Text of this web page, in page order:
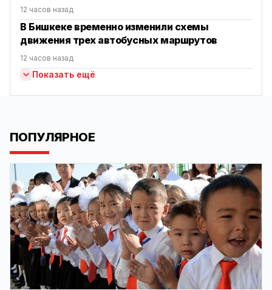
12 часов назад
В Бишкеке временно изменили схемы
движения трех автобусных маршрутов
12 часов назад
Показать ещё
ПОПУЛЯРНОЕ